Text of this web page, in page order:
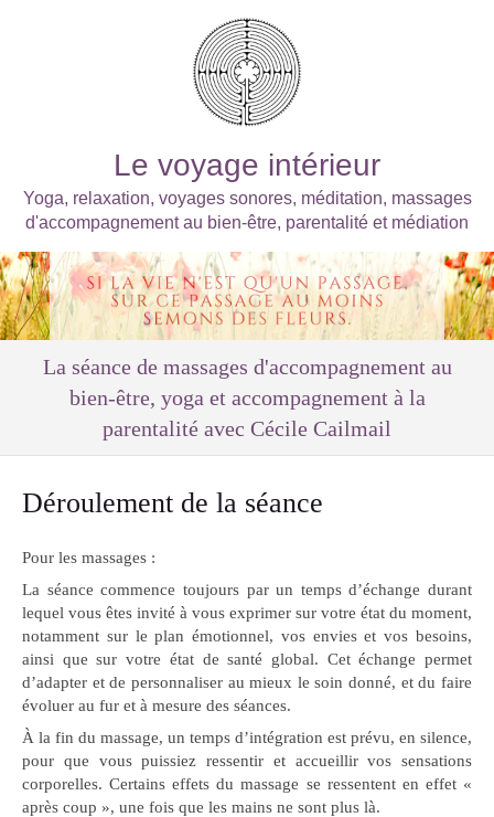
Le voyage intérieur
Yoga, relaxation, voyages sonores, méditation, massages
d'accompagnement au bien-être, parentalité et médiation
La séance de massages d'accompagnement au
bien-être, yoga et accompagnement à la
parentalité avec Cécile Cailmail
Déroulement de la séance
Pour les massages :
La séance commence toujours par un temps d’échange durant
lequel vous êtes invité à vous exprimer sur votre état du moment,
notamment sur le plan émotionnel, vos envies et vos besoins,
ainsi que sur votre état de santé global. Cet échange permet
d’adapter et de personnaliser au mieux le soin donné, et du faire
évoluer au fur et à mesure des séances.
À la fin du massage, un temps d’intégration est prévu, en silence,
pour que vous puissiez ressentir et accueillir vos sensations
corporelles. Certains effets du massage se ressentent en effet «
après coup », une fois que les mains ne sont plus là.